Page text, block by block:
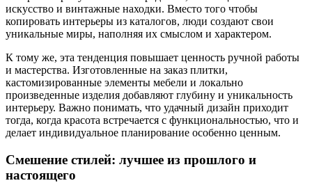
искусство и винтажные находки. Вместо того чтобы
копировать интерьеры из каталогов, люди создают свои
уникальные миры, наполняя их смыслом и характером.
К тому же, эта тенденция повышает ценность ручной работы
и мастерства. Изготовленные на заказ плитки,
кастомизированные элементы мебели и локально
произведенные изделия добавляют глубину и уникальность
интерьеру. Важно понимать, что удачный дизайн приходит
тогда, когда красота встречается с функциональностью, что и
делает индивидуальное планирование особенно ценным.
Смешение стилей: лучшее из прошлого и
настоящего